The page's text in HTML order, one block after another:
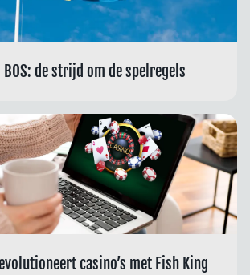
BOS: de strijd om de spelregels
casino’s met Fish King